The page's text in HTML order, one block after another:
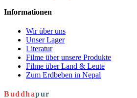
Informationen
Wir über uns
Unser Lager
Literatur
Filme über unsere Produkte
Filme über Land & Leute
Zum Erdbeben in Nepal
Buddhapur